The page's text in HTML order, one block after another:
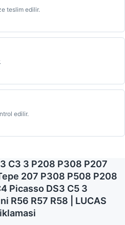
teslim edilir.
edilir.
C3 3 P208 P308 P207
207 P308 P508 P208
Picasso DS3 C5 3
R56 R57 R58 | LUCAS